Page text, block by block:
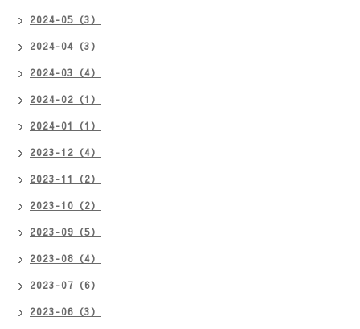
2024-05（3）
2024-04（3）
2024-03（4）
2024-02（1）
2024-01（1）
2023-12（4）
2023-11（2）
2023-10（2）
2023-09（5）
2023-08（4）
2023-07（6）
2023-06（3）